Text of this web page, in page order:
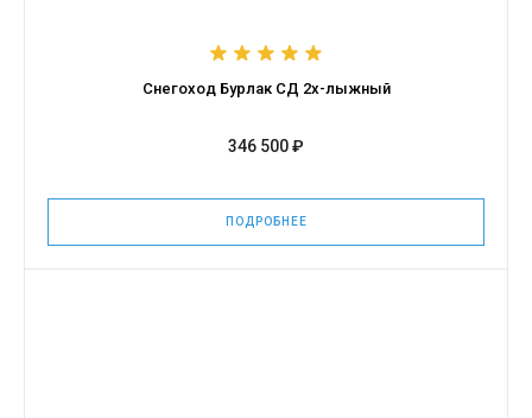
Снегоход Бурлак СД 2х-лыжный
346 500 ₽
ПОДРОБНЕЕ